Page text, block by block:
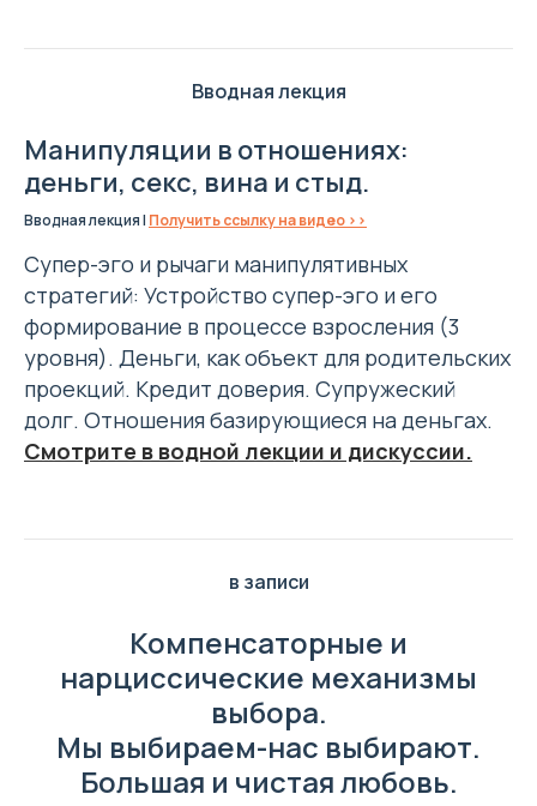
Вводная лекция
Манипуляции в отношениях:
деньги, секс, вина и стыд.
Вводная лекция | Получить ссылку на видео >>
Супер-эго и рычаги манипулятивных
стратегий: Устройство супер-эго и его
формирование в процессе взросления (3
уровня). Деньги, как объект для родительских
проекций. Кредит доверия. Супружеский
долг. Отношения базирующиеся на деньгах.
Смотрите в водной лекции и дискуссии.
в записи
Компенсаторные и
нарциссические механизмы
выбора.
Мы выбираем-нас выбирают.
Большая и чистая любовь.